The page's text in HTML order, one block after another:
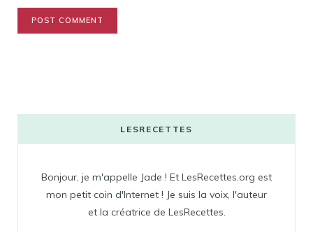
LESRECETTES
Bonjour, je m'appelle Jade ! Et LesRecettes.org est
mon petit coin d'Internet ! Je suis la voix, l'auteur
et la créatrice de LesRecettes.